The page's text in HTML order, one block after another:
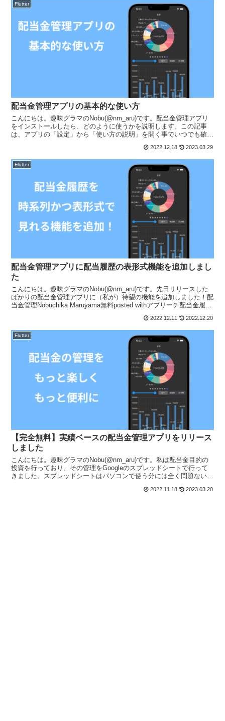
Flutter
配当金管理アプリの基本的な使い方
こんにちは。趣味グラマのNobu(@nm_aru)です。配当金管理アプリ
をインストールしたら、どのように使うかを説明します。この記事
は、アプリの「設定」から「使い方の説明」を開く事でいつでも確認
2022.12.18 2023.03.29
Flutter
配当金管理アプリに配当履歴の表形式機能を追加しまし
た
こんにちは。趣味グラマのNobu(@nm_aru)です。先日リリースした
ばかりの配当金管理アプリに（私が）待望の機能を追加しました！配
当金管理Nobuchika Maruyama無料posted withアプリーチ配当金履歴
2022.12.11 2022.12.20
Flutter
【完全無料】実績ベースの配当金管理アプリをリリース
しました
こんにちは。趣味グラマのNobu(@nm_aru)です。私は配当金目的の
投資を行っており、その管理をGoogleのスプレッドシートで行って
きました。スプレッドシートはパソコンで使う分には全く問題ないの
2022.11.18 2023.03.20